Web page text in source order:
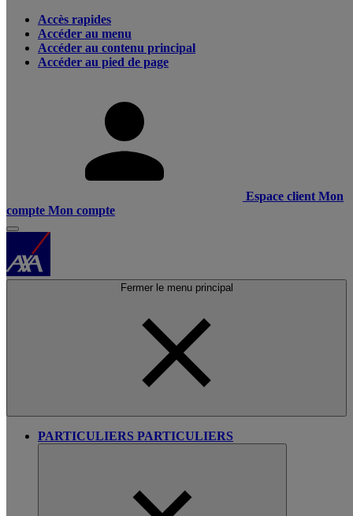
Accès rapides
Accéder au menu
Accéder au contenu principal
Accéder au pied de page
Espace client Mon
compte Mon compte
Fermer le menu principal
PARTICULIERS PARTICULIERS